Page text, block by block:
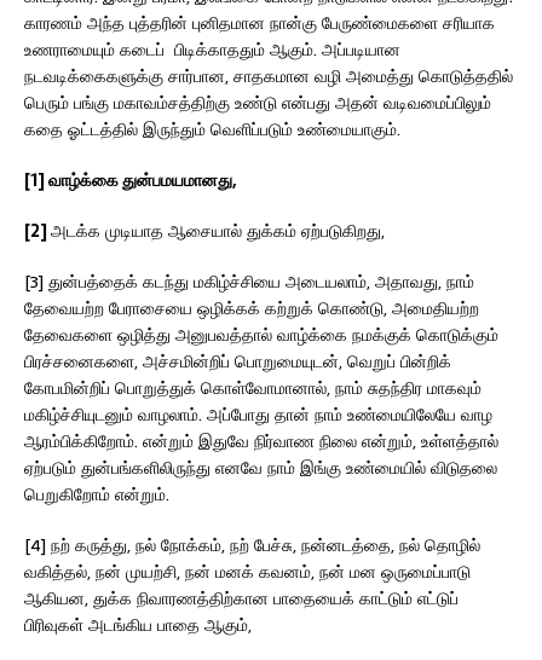
காரணம் அந்த புத்தரின் புனிதமான நான்கு பேருண்மைகளை சரியாக
உணராமையும் கடைப் பிடிக்காததும் ஆகும். அப்படியான
நடவடிக்கைகளுக்கு சார்பான, சாதகமான வழி அமைத்து கொடுத்ததில்
பெரும் பங்கு மகாவம்சத்திற்கு உண்டு என்பது அதன் வடிவமைப்பிலும்
கதை ஓட்டத்தில் இருந்தும் வெளிப்படும் உண்மையாகும்.
[1] வாழ்க்கை துன்பமயமானது,
[2]அடக்க முடியாத ஆசையால் துக்கம் ஏற்படுகிறது,
[3] துன்பத்தைக் கடந்து மகிழ்ச்சியை அடையலாம், அதாவது, நாம்
தேவையற்ற பேராசையை ஒழிக்கக் கற்றுக் கொண்டு, அமைதியற்ற
தேவைகளை ஒழித்து அனுபவத்தால் வாழ்க்கை நமக்குக் கொடுக்கும்
பிரச்சனைகளை, அச்சமின்றிப் பொறுமையுடன், வெறுப் பின்றிக்
கோபமின்றிப் பொறுத்துக் கொள்வோமானால், நாம் சுதந்திர மாகவும்
மகிழ்ச்சியுடனும் வாழலாம். அப்போது தான் நாம் உண்மையிலேயே வாழ
ஆரம்பிக்கிறோம். என்றும் இதுவே நிர்வாண நிலை என்றும், உள்ளத்தால்
ஏற்படும் துன்பங்களிலிருந்து எனவே நாம் இங்கு உண்மையில் விடுதலை
பெறுகிறோம் என்றும்.
[4] நற் கருத்து, நல் நோக்கம், நற் பேச்சு, நன்னடத்தை, நல் தொழில்
வகித்தல், நன் முயற்சி, நன் மனக் கவனம், நன் மன ஒருமைப்பாடு
ஆகியன, துக்க நிவாரணத்திற்கான பாதையைக் காட்டும் எட்டுப்
பிரிவுகள் அடங்கிய பாதை ஆகும்,